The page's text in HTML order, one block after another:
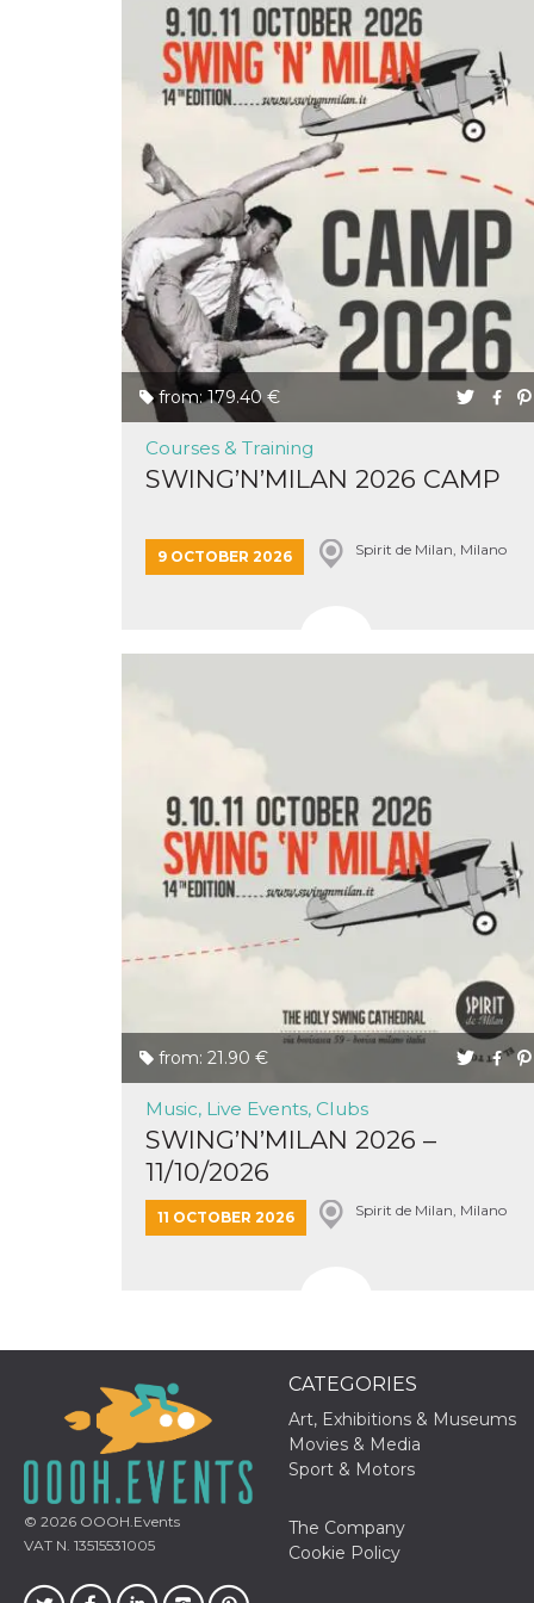
from: 179.40 €
Courses & Training
SWING’N’MILAN 2026 CAMP
9 OCTOBER 2026 Spirit de Milan, Milano
from: 21.90 €
Music, Live Events, Clubs
SWING’N’MILAN 2026 –
11/10/2026
11 OCTOBER 2026 Spirit de Milan, Milano
© 2026 OOOH.Events
VAT N. 13515531005
CATEGORIES
Art, Exhibitions & Museums
Movies & Media
Sport & Motors
The Company
Cookie Policy